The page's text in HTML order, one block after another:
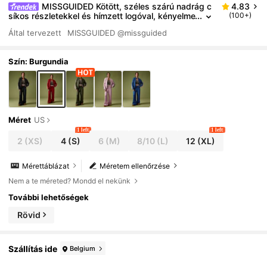
MISSGUIDED Kötött, széles szárú nadrág c
síkos részletekkel és hímzett logóval, kényelme
4.83
(100+)
Által tervezett MISSGUIDED @missguided
Szín: Burgundia
Méret US
2 (XS) 4(S)
1 left
6 (M) 8/10 (L) 12 (XL)
1 left
Méretem ellenőrzése
Mérettáblázat
Nem a te méreted? Mondd el nekünk
További lehetőségek
Rövid
Szállítás ide Belgium